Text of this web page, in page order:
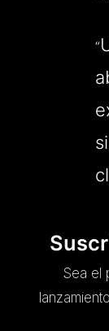
“
Sea el